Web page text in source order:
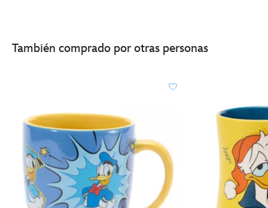
También comprado por otras personas